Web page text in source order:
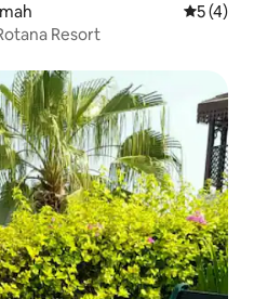
5 (4)
Resort